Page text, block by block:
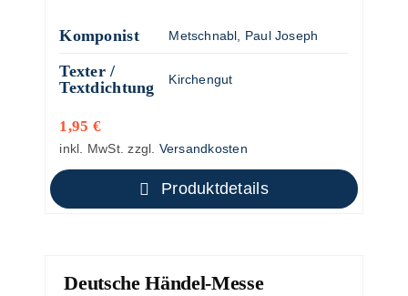
Komponist Metschnabl, Paul Joseph
Texter /
Textdichtung
Kirchengut
1,95 €
inkl. MwSt. zzgl. Versandkosten
Produktdetails
Deutsche Händel-Messe